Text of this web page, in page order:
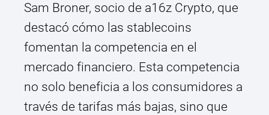
Sam Broner, socio de a16z Crypto, que
destacó cómo las stablecoins
fomentan la competencia en el
mercado financiero. Esta competencia
no solo beneficia a los consumidores a
través de tarifas más bajas, sino que